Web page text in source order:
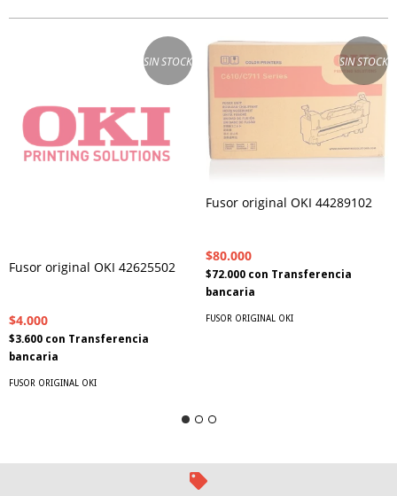
SIN STOCK
Fusor original OKI 42625502
$4.000
$3.600 con Transferencia
bancaria
FUSOR ORIGINAL OKI
SIN STOCK
Fusor original OKI 44289102
$80.000
$72.000 con Transferencia
bancaria
FUSOR ORIGINAL OKI